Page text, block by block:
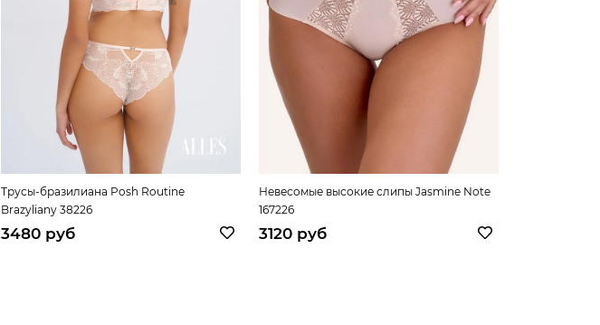
Трусы-бразилиана Posh Routine
Brazyliany 38226
3480 руб
Невесомые высокие слипы Jasmine Note
167226
3120 руб